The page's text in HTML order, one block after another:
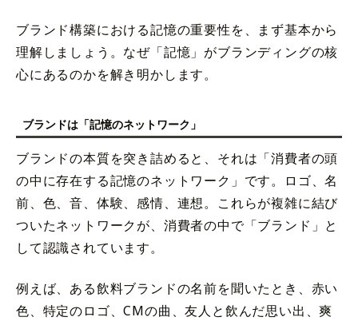
ブランド構築における記憶の重要性を、まず基本から
理解しましょう。なぜ「記憶」がブランディングの核
心にあるのかを解き明かします。
ブランドは「記憶のネットワーク」
ブランドの本質を突き詰めると、それは「消費者の頭
の中に存在する記憶のネットワーク」です。ロゴ、名
前、色、音、体験、感情、連想。これらが複雑に結び
ついたネットワークが、消費者の中で「ブランド」と
して認識されています。
例えば、ある飲料ブランドの名前を聞いたとき、赤い
色、特定のロゴ、CMの曲、友人と飲んだ思い出、爽